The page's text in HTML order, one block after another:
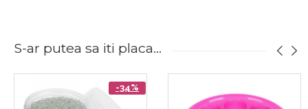
S-ar putea sa iti placa...
-34%